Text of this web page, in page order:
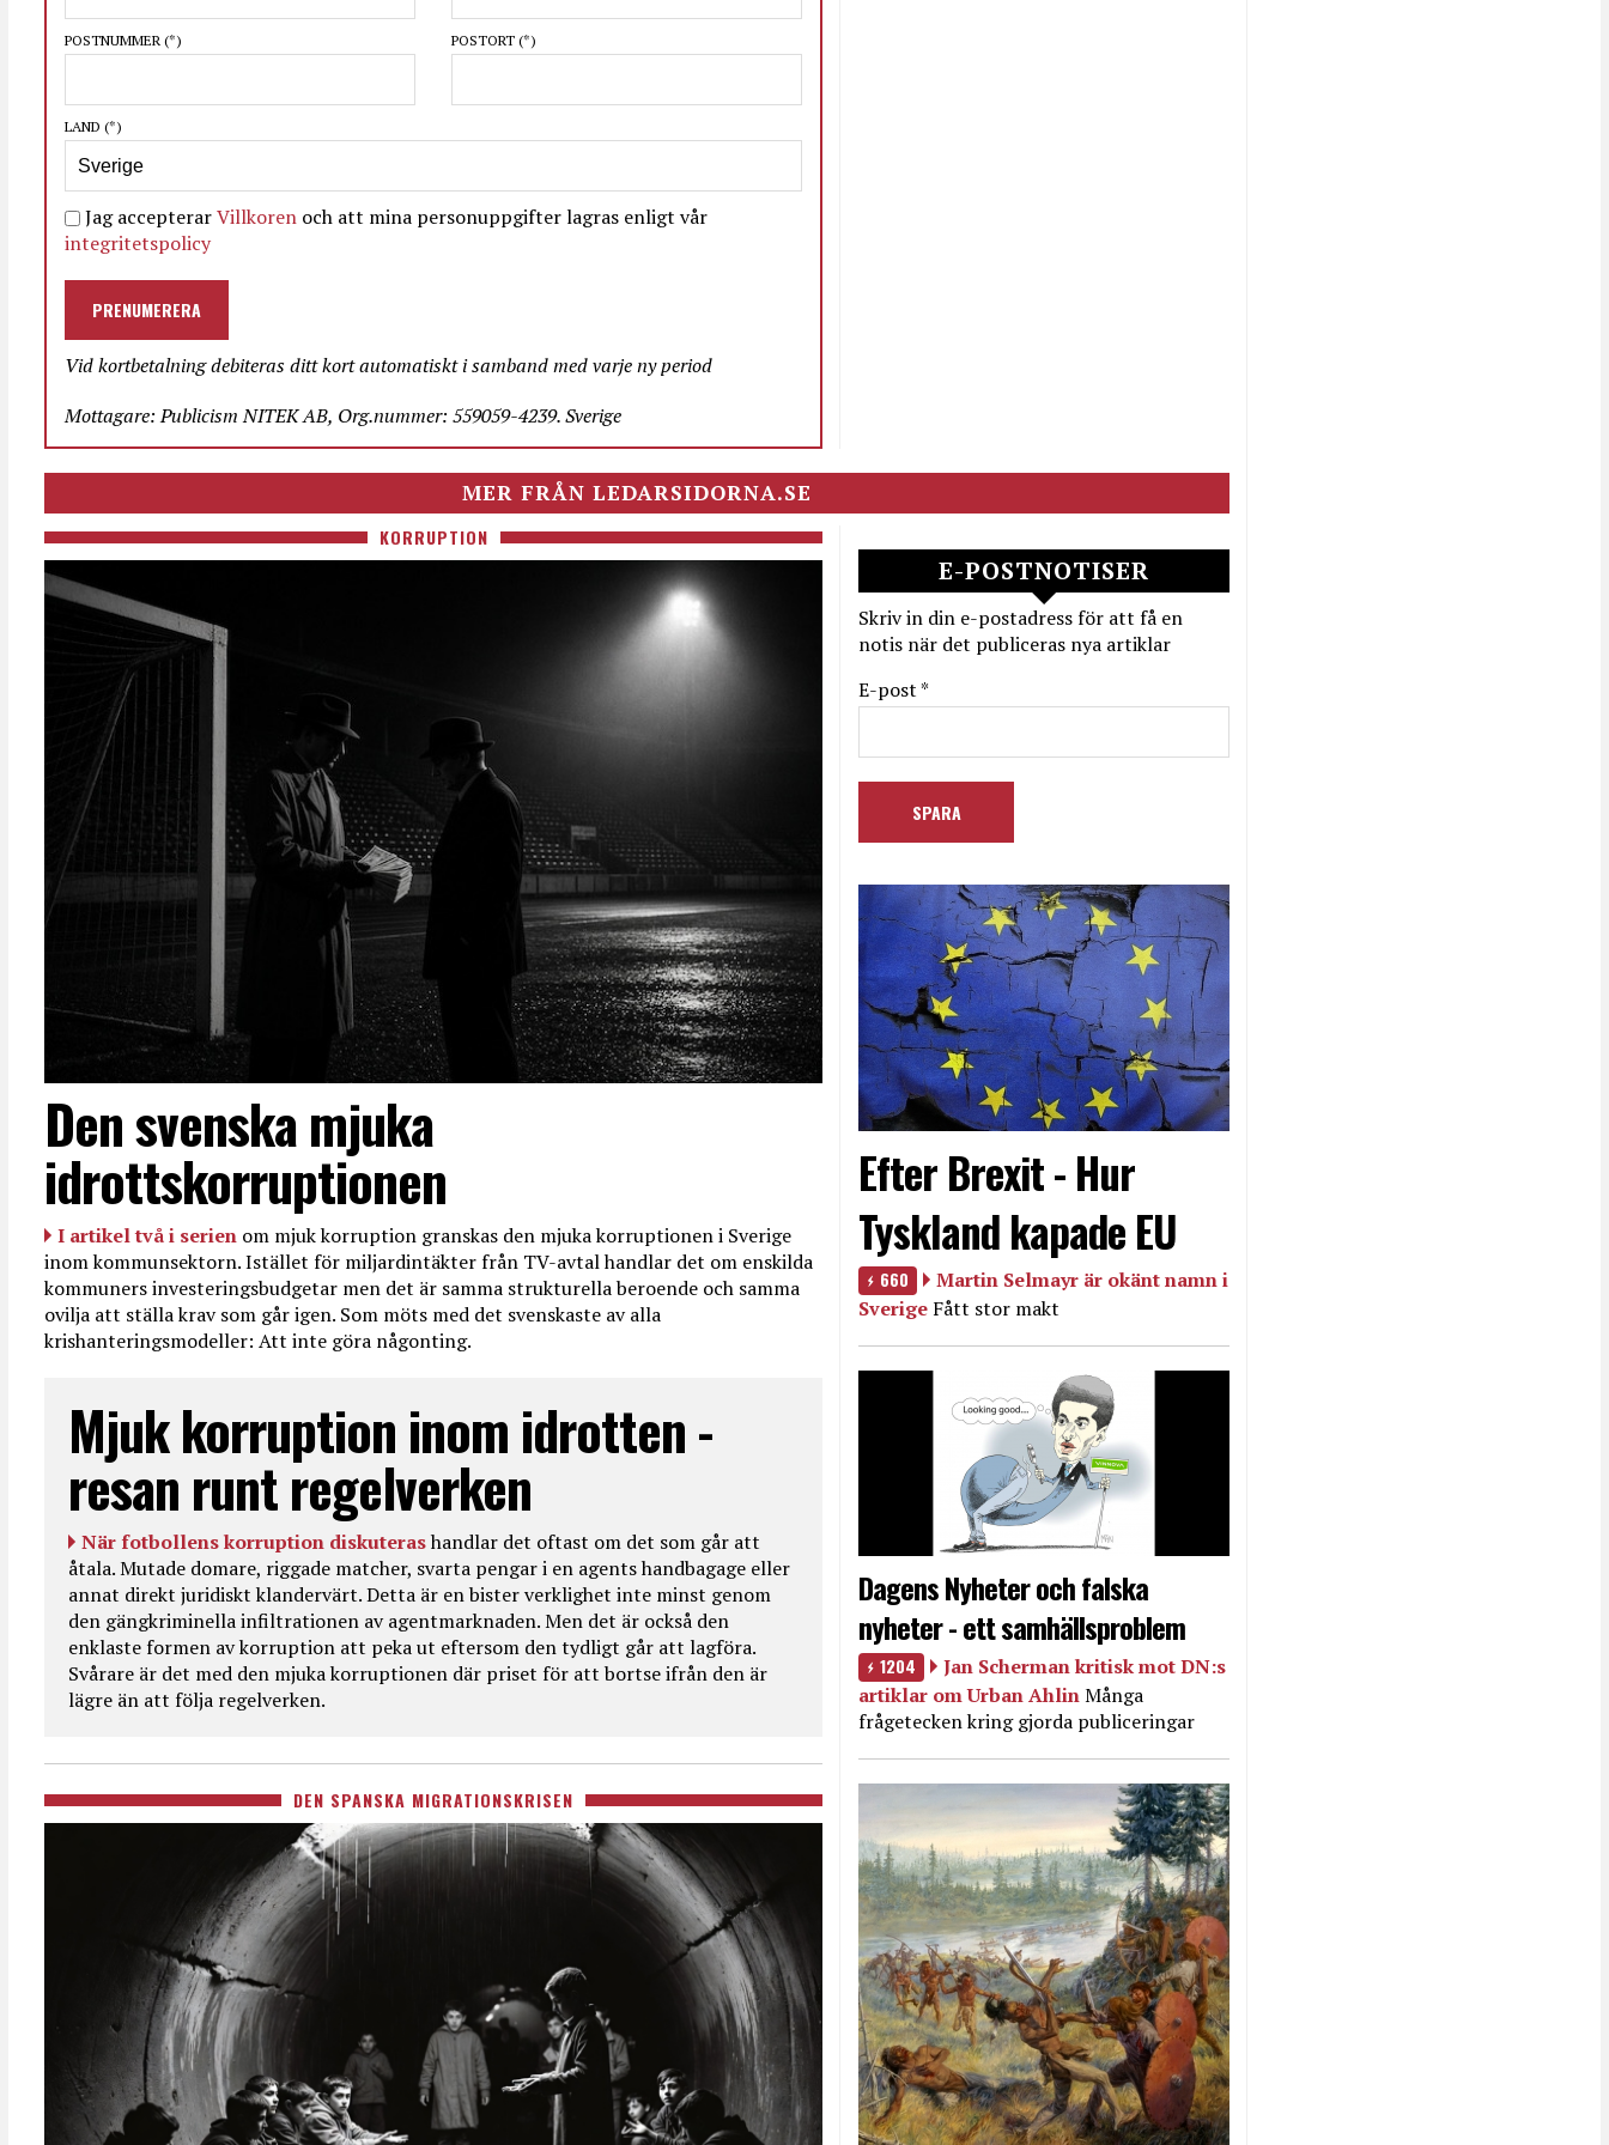
POSTNUMMER (*) POSTORT (*)
LAND (*)
Jag accepterarVillkoren och att mina personuppgifter lagras enligt vår
integritetspolicy
PRENUMERERA
Vid kortbetalning debiteras ditt kort automatiskt i samband med varje ny period
Mottagare: Publicism NITEK AB, Org.nummer: 559059-4239. Sverige
MER FRÅN LEDARSIDORNA.SE
KORRUPTION
Den svenska mjuka
idrottskorruptionen
I artikel två i serien om mjuk korruption granskas den mjuka korruptionen i Sverige
inom kommunsektorn. Istället för miljardintäkter från TV-avtal handlar det om enskilda
kommuners investeringsbudgetar men det är samma strukturella beroende och samma
ovilja att ställa krav som går igen. Som möts med det svenskaste av alla
krishanteringsmodeller: Att inte göra någonting.
Mjuk korruption inom idrotten -
resan runt regelverken
När fotbollens korruption diskuterashandlar det oftast om det som går att
åtala. Mutade domare, riggade matcher, svarta pengar i en agents handbagage eller
annat direkt juridiskt klandervärt. Detta är en bister verklighet inte minst genom
den gängkriminella infiltrationen av agentmarknaden. Men det är också den
enklaste formen av korruption att peka ut eftersom den tydligt går att lagföra.
Svårare är det med den mjuka korruptionen där priset för att bortse ifrån den är
lägre än att följa regelverken.
DEN SPANSKA MIGRATIONSKRISEN
E-POSTNOTISER
Skriv in din e-postadress för att få en
notis när det publiceras nya artiklar
E-post *
Efter Brexit - Hur
Tyskland kapade EU
660
Martin Selmayr är okänt namn i
Sverige Fått stor makt
Dagens Nyheter och falska
nyheter - ett samhällsproblem
1204
Jan Scherman kritisk mot DN:s
artiklar om Urban AhlinMånga
frågetecken kring gjorda publiceringar